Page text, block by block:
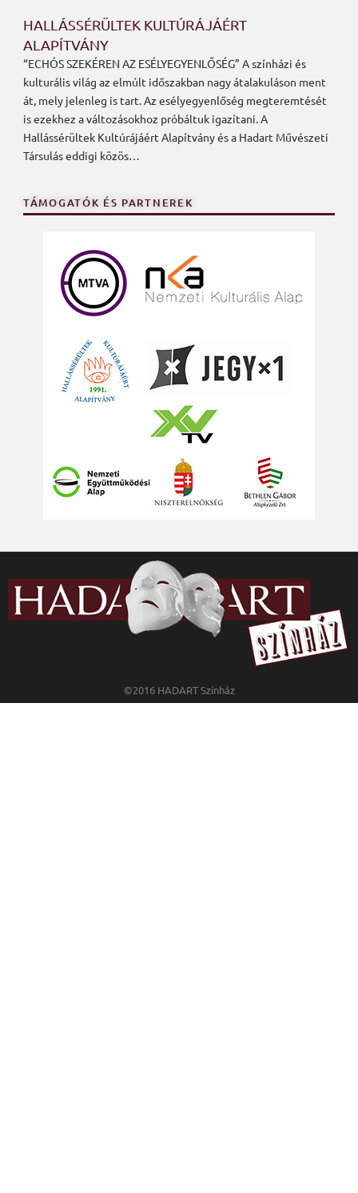
HALLÁSSÉRÜLTEK KULTÚRÁJÁÉRT
ALAPÍTVÁNY
“ECHÓS SZEKÉREN AZ ESÉLYEGYENLŐSÉG” A színházi és
kulturális világ az elmúlt időszakban nagy átalakuláson ment
át, mely jelenleg is tart. Az esélyegyenlőség megteremtését
is ezekhez a változásokhoz próbáltuk igazítani. A
Hallássérültek Kultúrájáért Alapítvány és a Hadart Művészeti
Társulás eddigi közös…
TÁMOGATÓK ÉS PARTNEREK
©2016 HADART Színház